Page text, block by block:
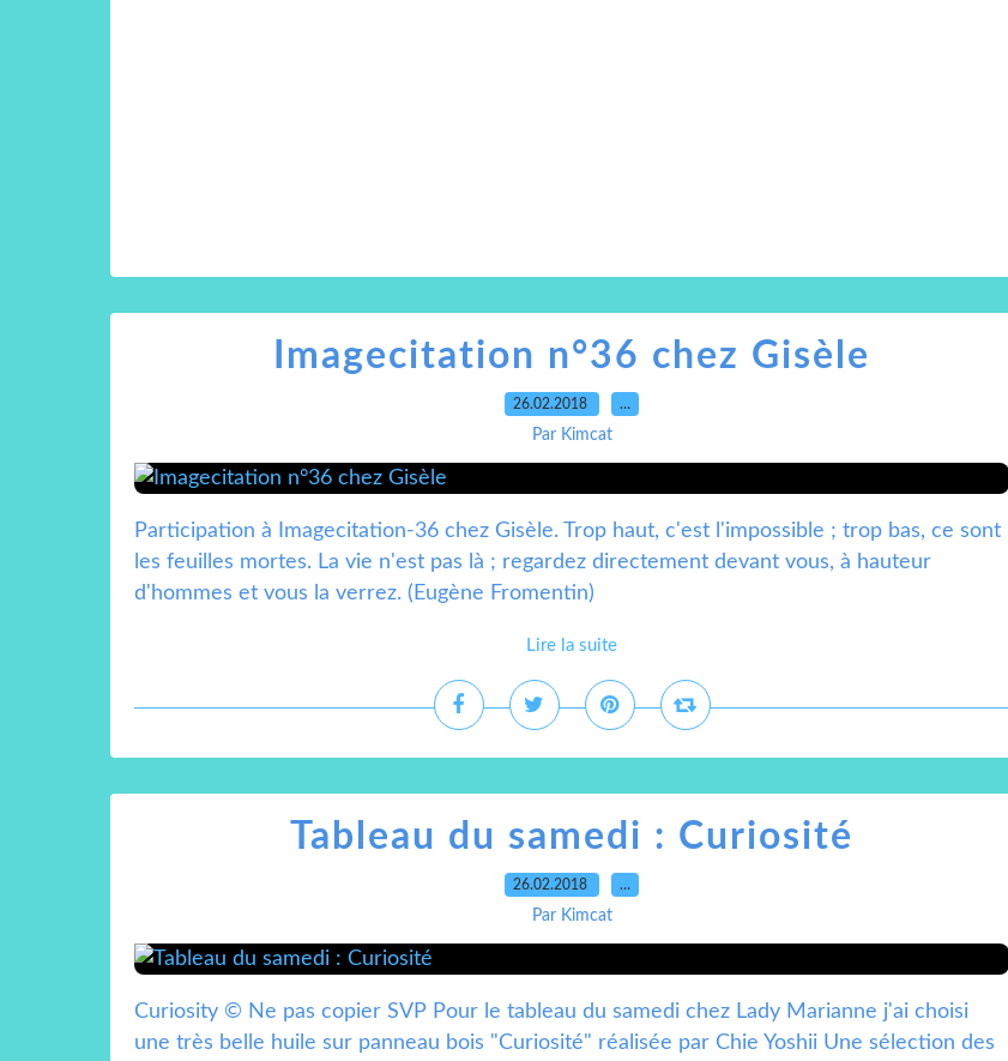
Imagecitation n°36 chez Gisèle
26.02.2018 …
Par Kimcat
Participation à Imagecitation-36 chez Gisèle. Trop haut, c'est l'impossible ; trop bas, ce sont
les feuilles mortes. La vie n'est pas là ; regardez directement devant vous, à hauteur
d'hommes et vous la verrez. (Eugène Fromentin)
Lire la suite
Tableau du samedi : Curiosité
26.02.2018 …
Par Kimcat
Curiosity © Ne pas copier SVP Pour le tableau du samedi chez Lady Marianne j'ai choisi
une très belle huile sur panneau bois "Curiosité" réalisée par Chie Yoshii Une sélection des